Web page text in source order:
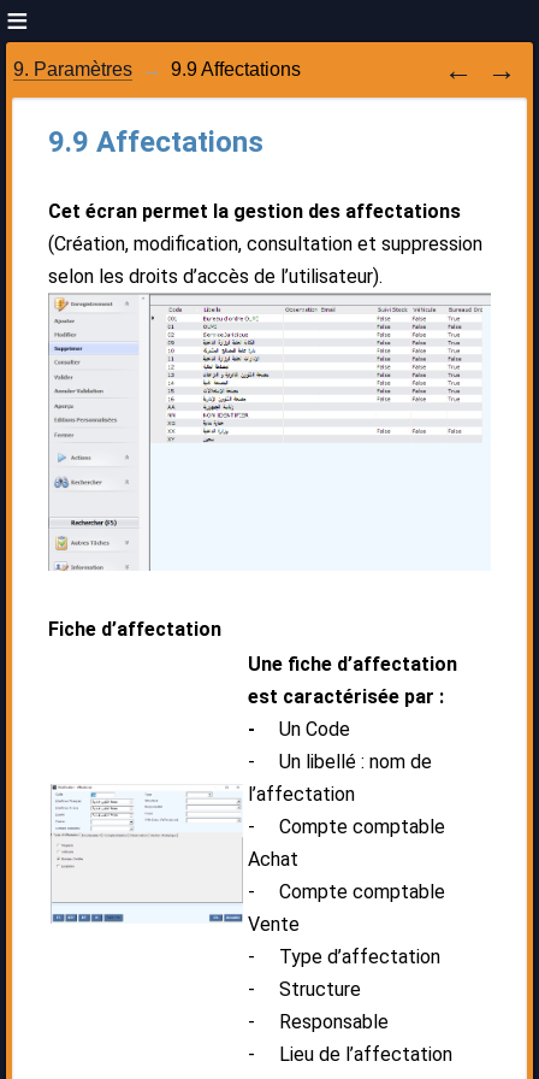
9. Paramètres 9.9 Affectations
9.9 Affectations
Cet écran permet la gestion des affectations
(Création, modification, consultation et suppression
selon les droits d’accès de l’utilisateur).
Fiche d’affectation
Une fiche d’affectation
est caractérisée par :
- Un Code
- Un libellé : nom de
l’affectation
- Compte comptable
Achat
- Compte comptable
Vente
- Type d’affectation
- Structure
- Responsable
- Lieu de l’affectation